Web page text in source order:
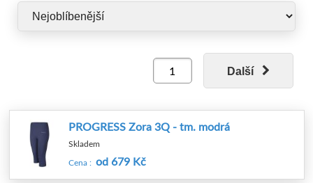
Další
PROGRESS Zora 3Q - tm. modrá
Skladem
Cena : od 679 Kč